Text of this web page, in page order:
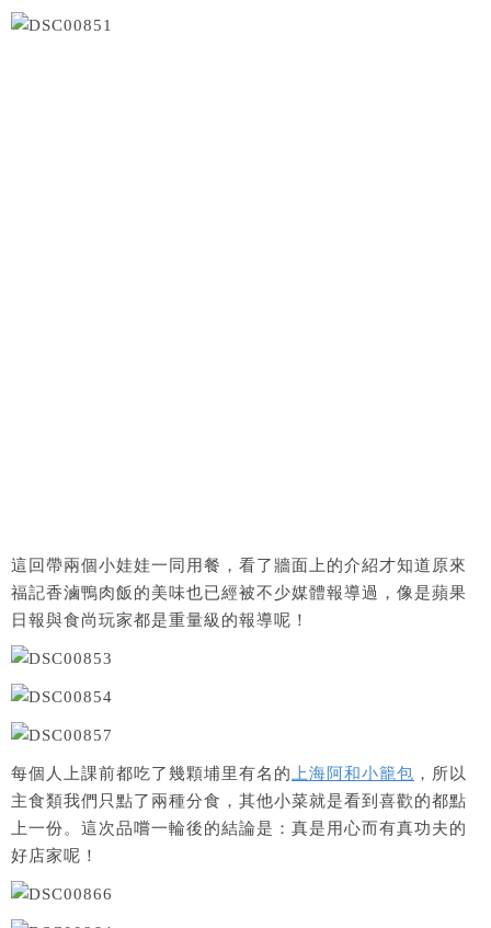
這回帶兩個小娃娃一同用餐，看了牆面上的介紹才知道原來
福記香滷鴨肉飯的美味也已經被不少媒體報導過，像是蘋果
日報與食尚玩家都是重量級的報導呢！
每個人上課前都吃了幾顆埔里有名的上海阿和小籠包 ，所以
主食類我們只點了兩種分食，其他小菜就是看到喜歡的都點
上一份。這次品嚐一輪後的結論是：真是用心而有真功夫的
好店家呢！